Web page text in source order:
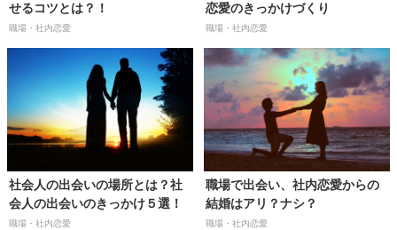
せるコツとは？！
職場・社内恋愛
恋愛のきっかけづくり
職場・社内恋愛
社会人の出会いの場所とは？社
会人の出会いのきっかけ５選！
職場・社内恋愛
職場で出会い、社内恋愛からの
結婚はアリ？ナシ？
職場・社内恋愛